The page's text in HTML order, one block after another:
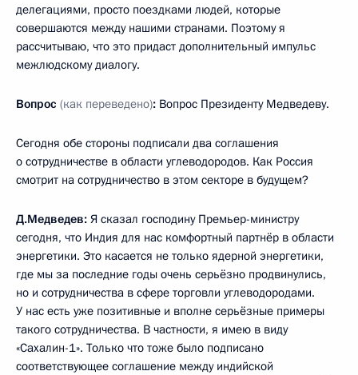
делегациями, просто поездками людей, которые
совершаются между нашими странами. Поэтому я
рассчитываю, что это придаст дополнительный импульс
межлюдскому диалогу.
Вопрос (как переведено): Вопрос Президенту Медведеву.
Сегодня обе стороны подписали два соглашения
о сотрудничестве в области углеводородов. Как Россия
смотрит на сотрудничество в этом секторе в будущем?
Д.Медведев: Я сказал господину Премьер-министру
сегодня, что Индия для нас комфортный партнёр в области
энергетики. Это касается не только ядерной энергетики,
где мы за последние годы очень серьёзно продвинулись,
но и сотрудничества в сфере торговли углеводородами.
У нас есть уже позитивные и вполне серьёзные примеры
такого сотрудничества. В частности, я имею в виду
«Сахалин-1». Только что тоже было подписано
соответствующее соглашение между индийской